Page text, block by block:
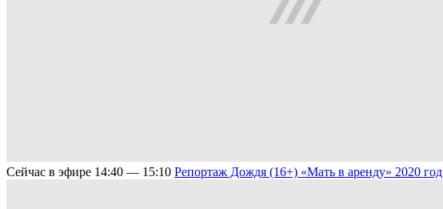
Сейчас в эфире 14:40 — 15:10 Репортаж Дождя (16+) «Мать в аренду» 2020 год